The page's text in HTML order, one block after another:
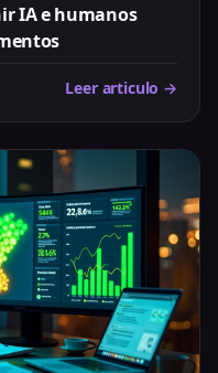
IA e humanos
Leer articulo →